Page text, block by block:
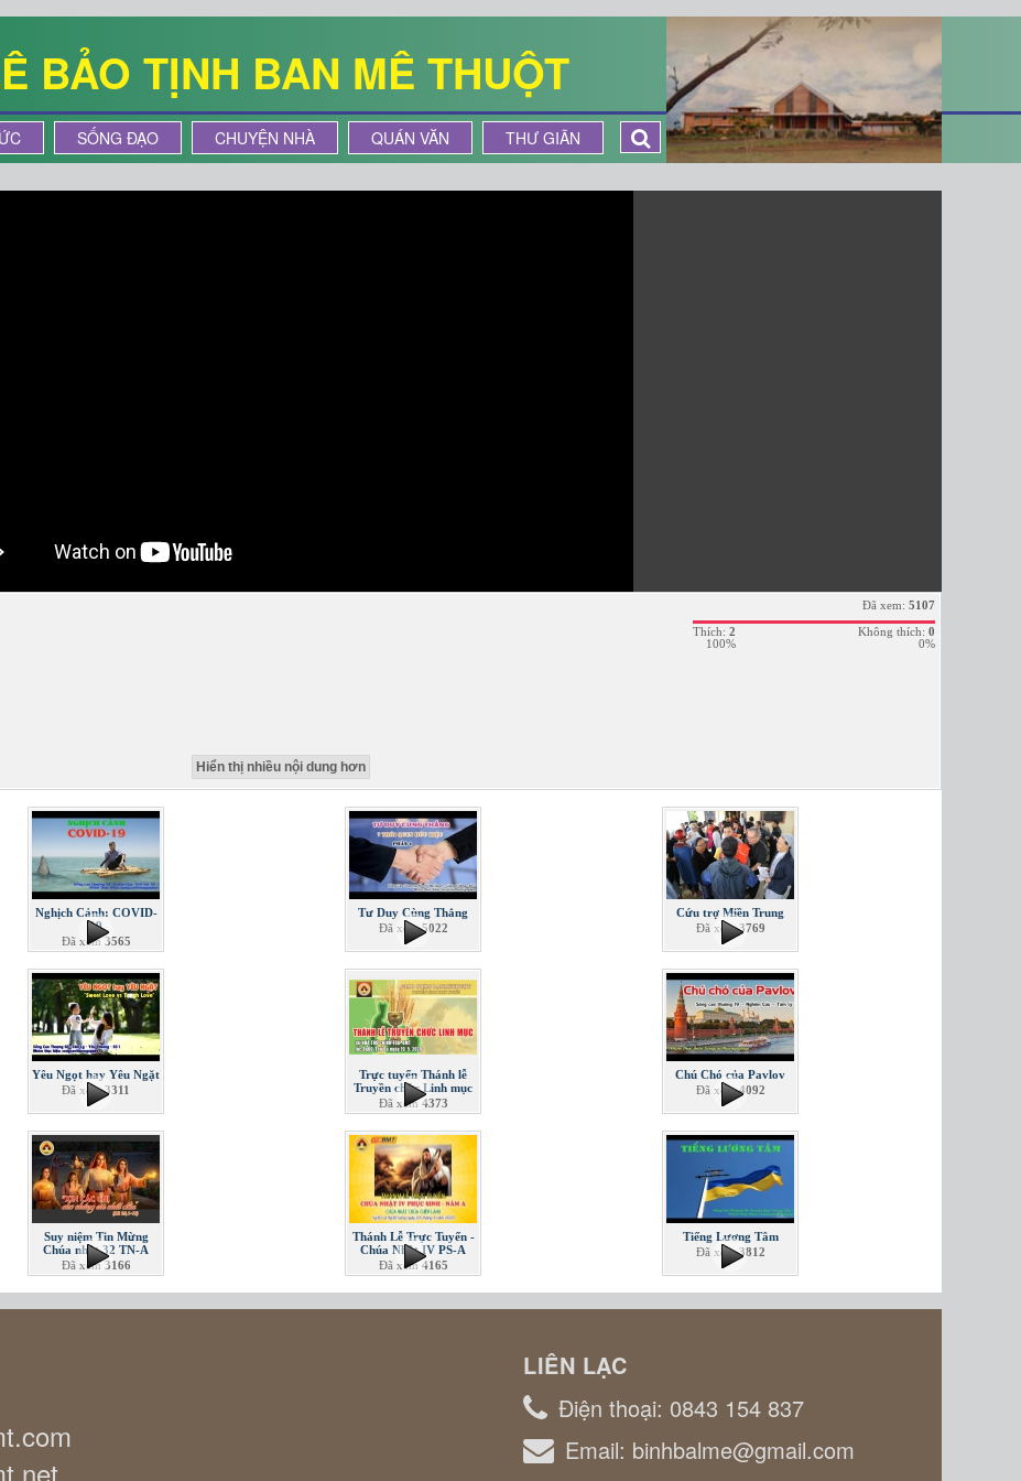
BẢO TỊNH BAN MÊ THUỘT
SỐNG ĐẠO CHUYỆN NHÀ QUÁN VĂN THƯ GIÃN
Đã xem: 5107
Thích: 2
100%
Không thích: 0
0%
Hiển thị nhiều nội dung hơn
Nghịch Cảnh: COVID-
19
Đã xem3565
Tư Duy Cùng Thắng
Đã xem5022
Cứu trợ Miền Trung
Đã xem3769
Yêu Ngọt hay Yêu Ngặt
Đã xem3311
Trực tuyến Thánh lễ
Truyền chức Linh mục
Đã xem4373
Chú Chó của Pavlov
Đã xem4092
Suy niệm Tin Mừng
Chúa nhật 32 TN-A
Đã xem3166
Thánh Lễ Trực Tuyến -
Chúa Nhật IV PS-A
Đã xem4165
Tiếng Lương Tâm
Đã xem3812
LIÊN LẠC
Điện thoại: 0843 154 837
Email: binhbalme@gmail.com